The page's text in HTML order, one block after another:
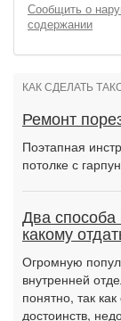
Сообщить о
содержании
КАК СДЕЛАТЬ
Ремонт
Поэтапная
потолке с
Два способа
какому
Огромную
внутренней
понятно, так
достоинств,